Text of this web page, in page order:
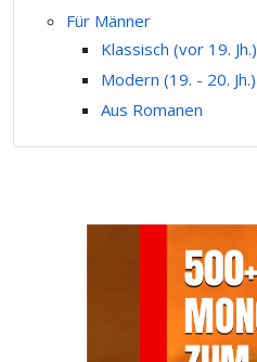
Für Männer
Klassisch (vor 19. Jh.)
Modern (19. - 20. Jh.)
Aus Romanen